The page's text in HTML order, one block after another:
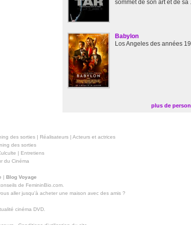
sommet de son art et de sa
Babylon
Los Angeles des années
plus de
des sorties| Réalisateurs| Acteurs et actrices
des sorties
| Entretiens
du Cinéma
| Blog Voyage
de FemininBio.com.
aller jusqu'à acheter une maison avec des amis?
cinéma DVD